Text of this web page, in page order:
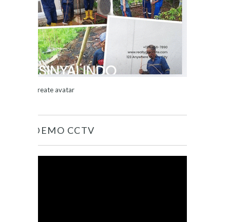
Create avatar
DEMO CCTV